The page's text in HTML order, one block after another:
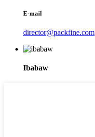
E-mail
director@packfine.com
Ibabaw